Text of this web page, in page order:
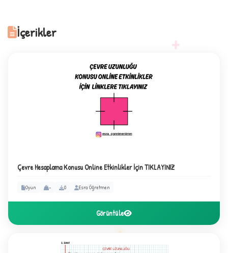
İçerikler
Çevre Hesaplama Konusu Online Etkinlikler İçin TIKLAYINIZ
Oyun - 0 Esra Öğretmen
Görüntüle
+